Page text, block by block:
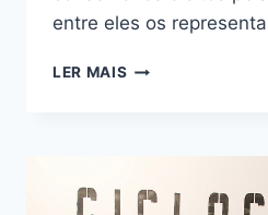
entre eles os
LER MAIS SECRETARIA
400KM